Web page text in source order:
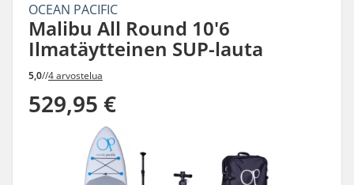
OCEAN PACIFIC
Malibu All Round 10'6
Ilmatäytteinen SUP-lauta
5,0//4 arvostelua
529,95 €